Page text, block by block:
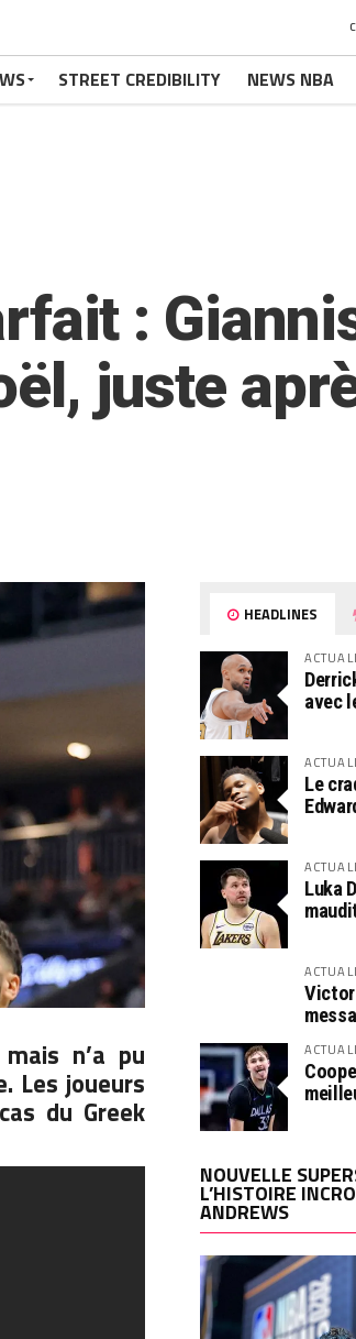
STREET CREDIBILITY NEWS NBA
:
juste
n’a pu
Les joueurs
du Greek
HEADLINES
avec
Le
Luka
Victor
NOUVELLE
L’HISTOIRE
ANDREWS